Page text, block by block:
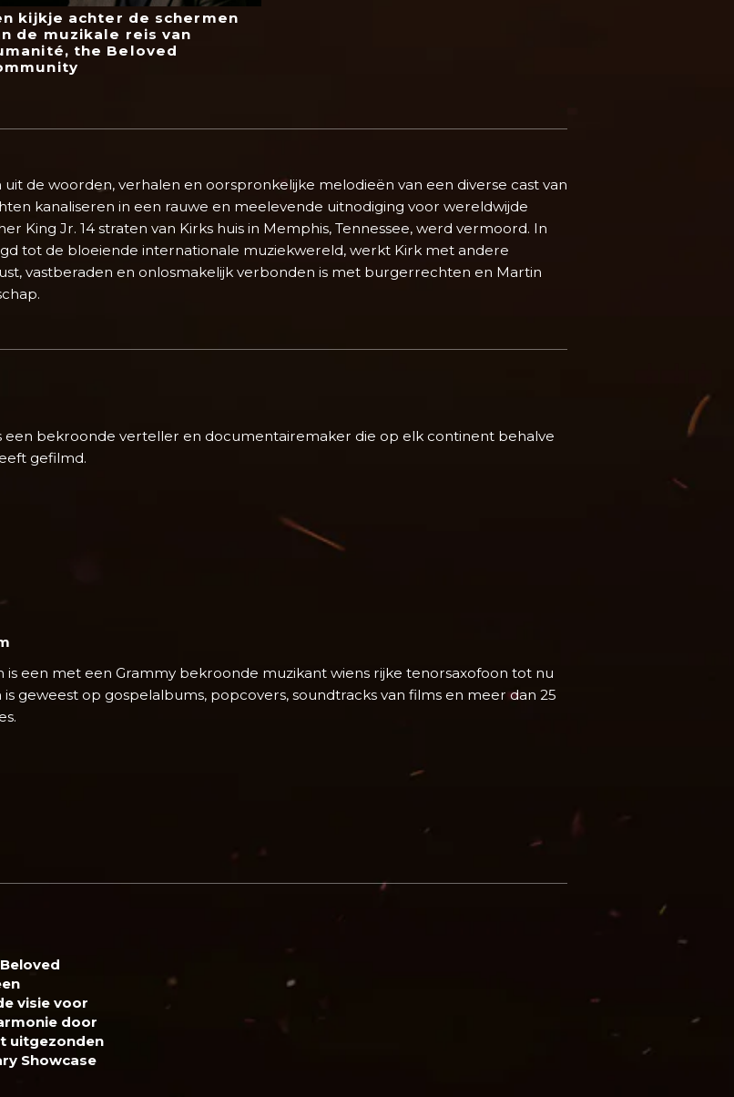
kijkje achter de schermen
de muzikale reis van
the Beloved
de woorden, verhalen en oorspronkelijke melodieën van een diverse cast van
kanaliseren in een rauwe en meelevende uitnodiging voor wereldwijde
King Jr. 14 straten van Kirks huis in Memphis, Tennessee, werd vermoord. In
tot de bloeiende internationale muziekwereld, werkt Kirk met andere
vastberaden en onlosmakelijk verbonden is met burgerrechten en Martin
een bekroonde verteller en documentairemaker die op elk continent behalve
gefilmd.
is een met een Grammy bekroonde muzikant wiens rijke tenor­saxofoon tot nu
geweest op gospelalbums, popcovers, soundtracks van films en meer dan 25
visie voor
door
uitgezonden
Showcase